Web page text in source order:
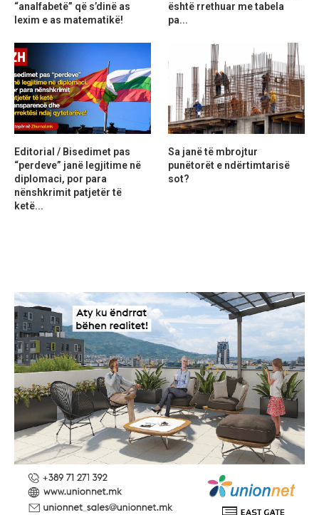
“analfabetë” që s’dinë as
lexim e as matematikë!
është rrethuar me tabela
pa...
Editorial / Bisedimet pas
“perdeve” janë legjitime në
diplomaci, por para
nënshkrimit patjetër të
ketë...
Sa janë të mbrojtur
punëtorët e ndërtimtarisë
sot?